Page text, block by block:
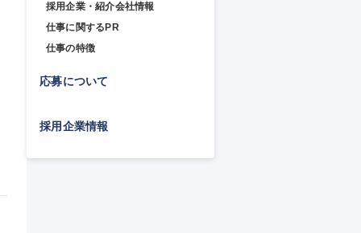
採用企業・紹介会社情報
仕事に関するPR
仕事の特徴
応募について
採用企業情報